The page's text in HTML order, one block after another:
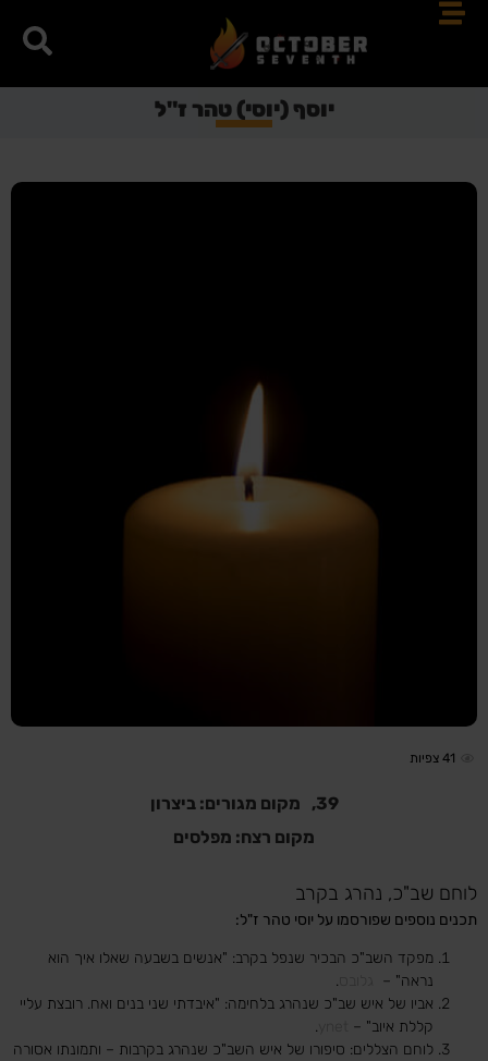
יוסף (יוסי) טהר ז"ל
41 צפיות
39,
מקום מגורים: ביצרון
מקום רצח: מפלסים
לוחם שב"כ, נהרג בקרב
תכנים נוספים שפורסמו על יוסי טהר ז"ל:
מפקד השב"כ הבכיר שנפל בקרב: "אנשים בשבעה שאלו איך הוא
נראה" –
.
אביו של איש שב"כ שנהרג בלחימה: "איבדתי שני בנים ואח. רובצת עליי
קללת איוב" –
.
לוחם הצללים: סיפורו של איש השב"כ שנהרג בקרבות – ותמונתו אסורה